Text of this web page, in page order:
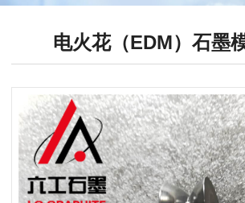
电火花（EDM）石墨